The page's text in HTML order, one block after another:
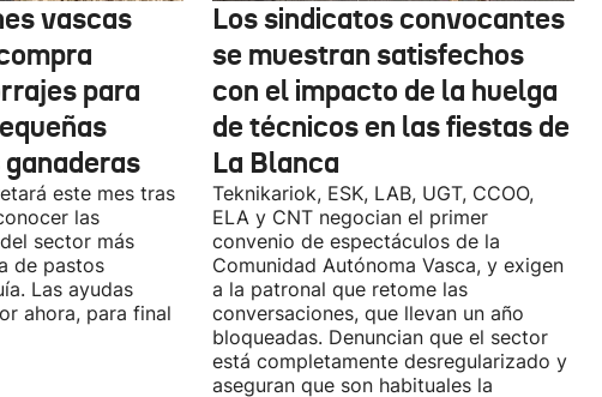
vascas
para
este mes tras
las
sector más
de pastos
Las ayudas
ahora, para final
Los sindicatos convocantes
se muestran satisfechos
con el impacto de la huelga
de técnicos en las fiestas de
La Blanca
Teknikariok, ESK, LAB, UGT, CCOO,
ELA y CNT negocian el primer
convenio de espectáculos de la
Comunidad Autónoma Vasca, y exigen
a la patronal que retome las
conversaciones, que llevan un año
bloqueadas. Denuncian que el sector
está completamente desregularizado y
aseguran que son habituales la